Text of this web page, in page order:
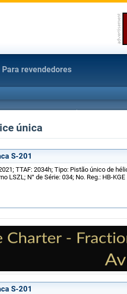
Para revendedores
única
S-201
TTAF: 2034h; Tipo: Pistão único de
LSZL; N° de Série: 034; No. Reg.: HB-KGE
S-201